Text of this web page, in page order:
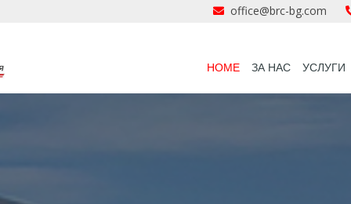
office@brc-bg.com
HOME ЗА НАС УСЛУГИ